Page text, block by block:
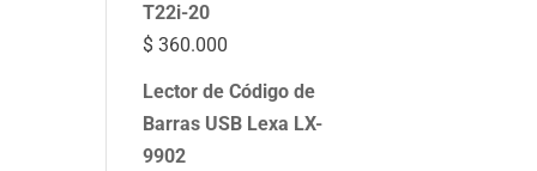
T22i-20
$ 360.000
Lector de Código de
Barras USB Lexa LX-
9902